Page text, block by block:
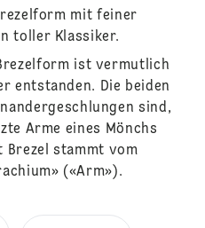
mit feiner
toller Klassiker.
Brezelform ist vermutlich
entstanden. Die beiden
sind,
Arme eines Mönchs
Brezel stammt vom
(«Arm»).